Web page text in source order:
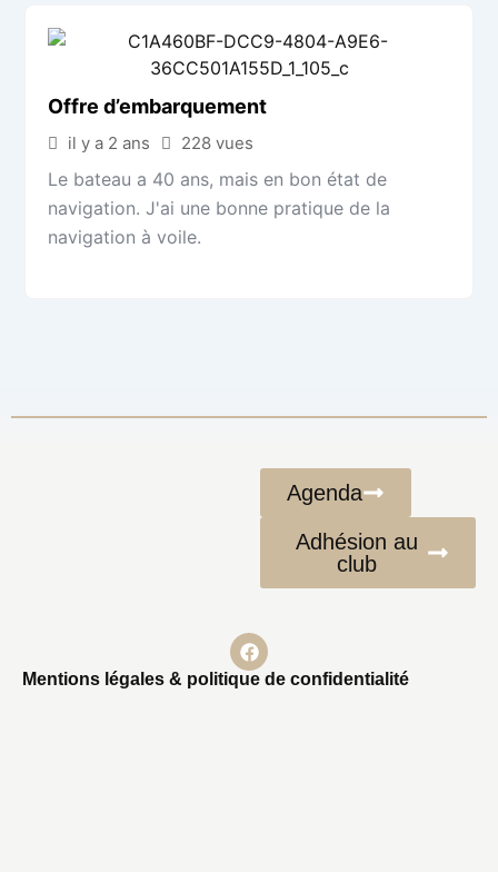
Offre d’embarquement
il y a 2 ans 228 vues
Le bateau a 40 ans, mais en bon état de
navigation. J'ai une bonne pratique de la
navigation à voile.
Agenda
Adhésion au
club
Mentions légales & politique de confidentialité